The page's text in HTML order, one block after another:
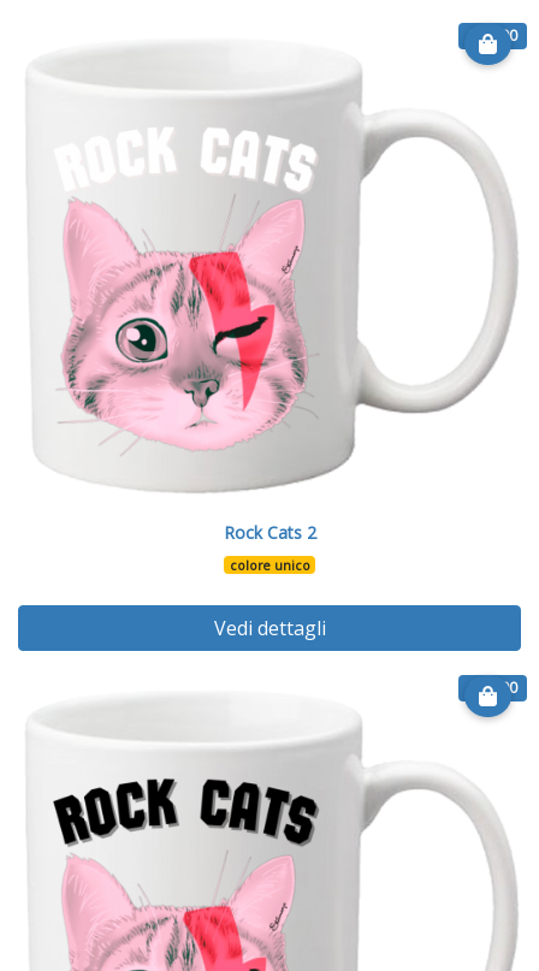
€ 12.90
Rock Cats 2
colore unico
Vedi dettagli
€ 12.90